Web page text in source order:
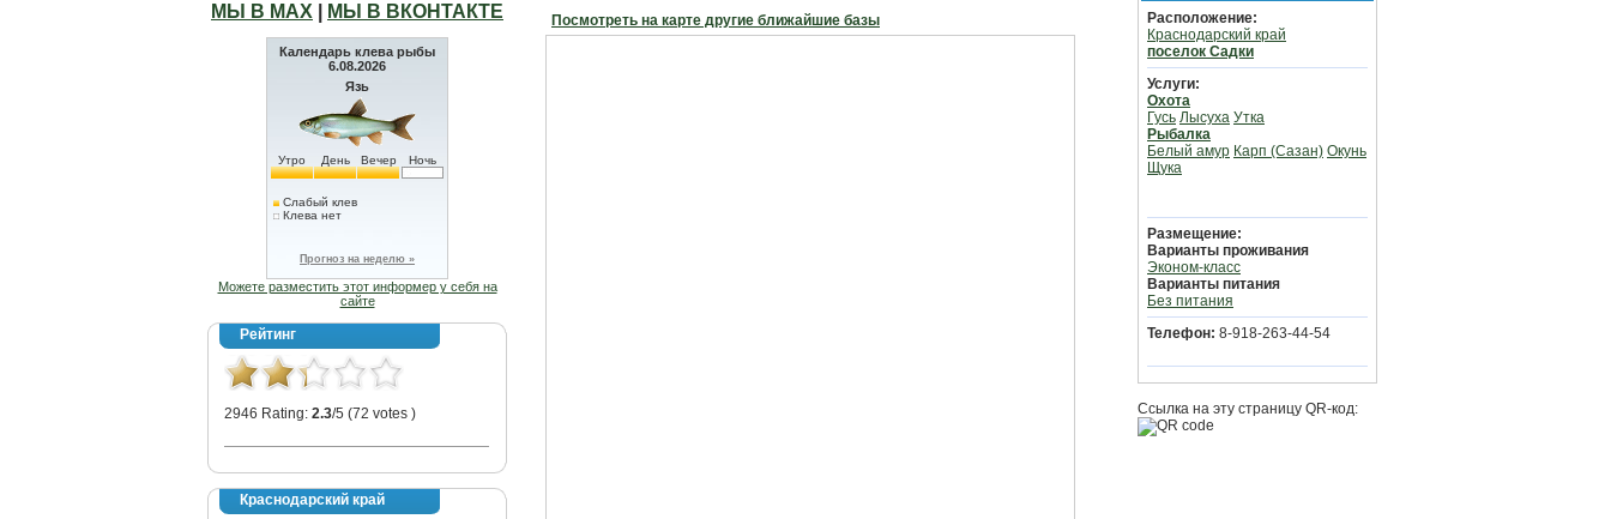
МЫ В МАХ МЫ В ВКОНТАКТЕ
Календарь клева рыбы
6.08.2026
Язь
Утро День Вечер Ночь
Слабый клев
Клева нет
Прогноз на неделю »
Можете разместить этот информер у себя на
сайте
Рейтинг
2946 Rating: 2.3/5 (72 votes )
Краснодарский край
Посмотреть на карте другие ближайшие базы
Расположение:
Краснодарский край
поселок Садки
Услуги:
Охота
Гусь Лысуха Утка
Рыбалка
Белый амур Карп (Сазан) Окунь
Щука
Размещение:
Варианты проживания
Эконом-класс
Варианты питания
Без питания
Телефон: 8-918-263-44-54
Ссылка на эту страницу QR-код: